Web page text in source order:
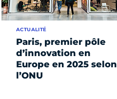
Paris, premier pôle
d’innovation en
Europe en 2025 selon
l’ONU
ACTUALITÉ